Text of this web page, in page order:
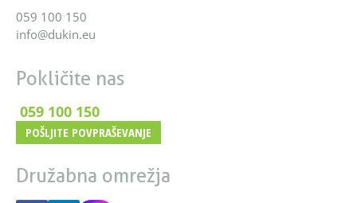
059 100 150
info@dukin.eu
Pokličite nas
059 100 150
POŠLJITE POVPRAŠEVANJE
Družabna omrežja